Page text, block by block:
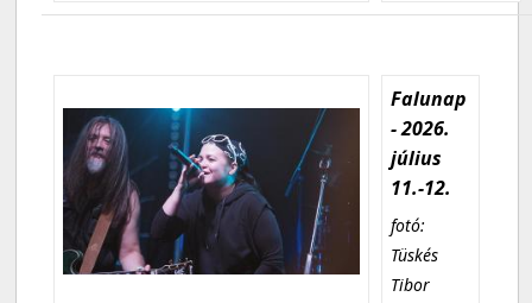
Falunap
- 2026.
július
11.-12.
fotó:
Tüskés
Tibor